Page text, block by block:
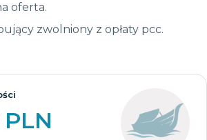
oferta.
zwolniony z opłaty pcc.